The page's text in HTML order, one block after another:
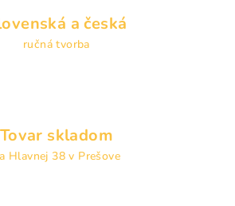
a česká
ručná tvorba
Tovar skladom
Hlavnej 38 v Prešove